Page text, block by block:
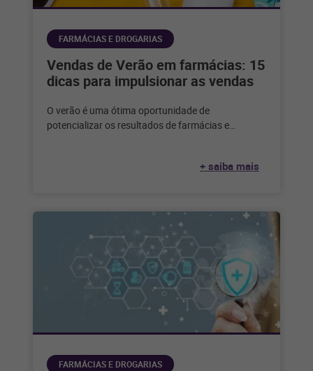
FARMÁCIAS E DROGARIAS
Vendas de Verão em farmácias: 15
dicas para impulsionar as vendas
O verão é uma ótima oportunidade de
potencializar os resultados de farmácias e
+ saiba mais
FARMÁCIAS E DROGARIAS